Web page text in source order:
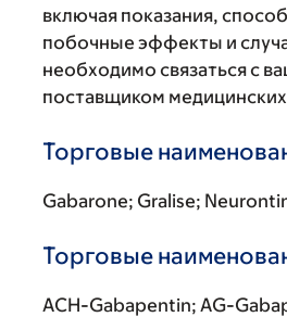
включая показания,
побочные эффекты и
необходимо связаться с
поставщиком медицинских
Торговые
Gabarone; Gralise;
Торговые
ACH-Gabapentin; AG-